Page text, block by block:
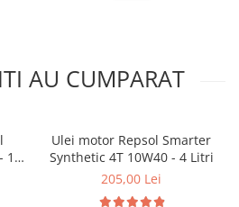
AU CUMPARAT
1
Ulei motor Repsol Smarter
Synthetic 4T 10W40 - 4 Litri
205,00 Lei